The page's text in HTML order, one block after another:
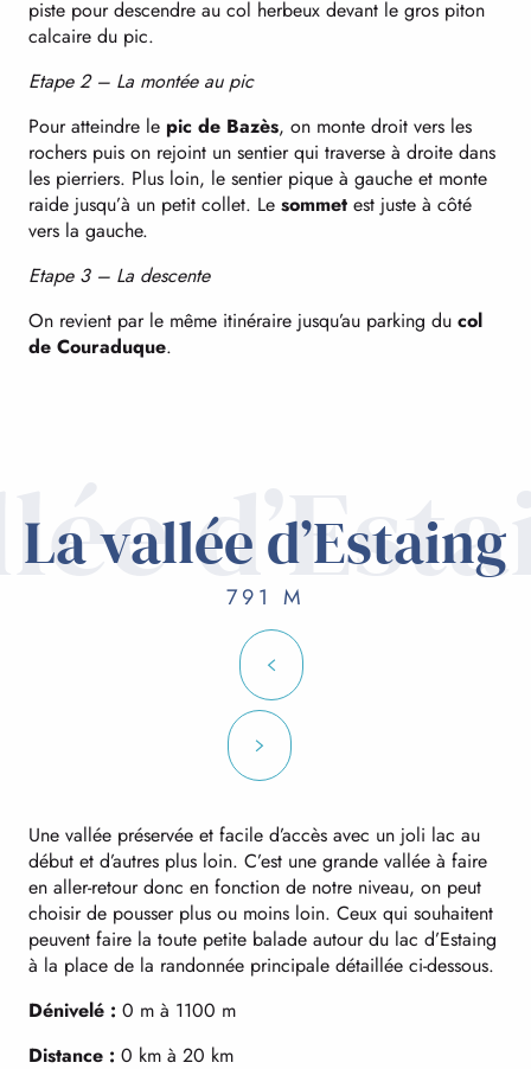
piste pour descendre au col herbeux devant le gros piton
calcaire du pic.
Etape 2 – La montée au pic
Pour atteindre le pic de Bazès, on monte droit vers les
rochers puis on rejoint un sentier qui traverse à droite dans
les pierriers. Plus loin, le sentier pique à gauche et monte
raide jusqu’à un petit collet. Le sommet est juste à côté
vers la gauche.
Etape 3 – La descente
On revient par le même itinéraire jusqu’au parking du col
de Couraduque.
La vallée d’Estaing
791 M
Une vallée préservée et facile d’accès avec un joli lac au
début et d’autres plus loin. C’est une grande vallée à faire
en aller-retour donc en fonction de notre niveau, on peut
choisir de pousser plus ou moins loin. Ceux qui souhaitent
peuvent faire la toute petite balade autour du lac d’Estaing
à la place de la randonnée principale détaillée ci-dessous.
Dénivelé : 0 m à 1100 m
Distance : 0 km à 20 km